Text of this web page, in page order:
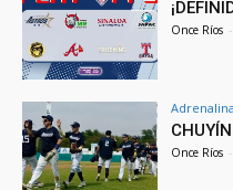
Once Ríos -
Adrenalina
Once Ríos -